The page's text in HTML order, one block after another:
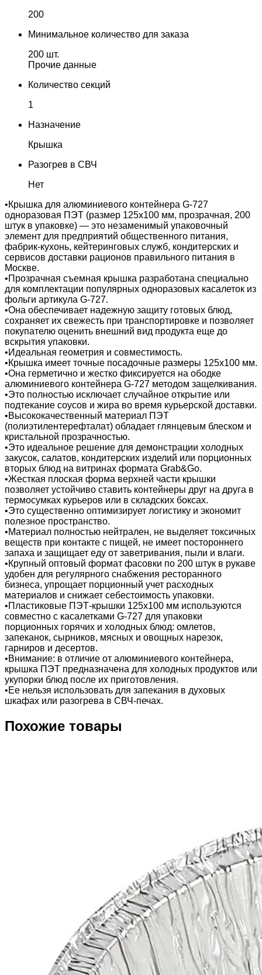
200
Минимальное количество для заказа
200 шт.
Прочие данные
Количество секций
1
Назначение
Крышка
Разогрев в СВЧ
Нет
•Крышка для алюминиевого контейнера G-727
одноразовая ПЭТ (размер 125х100 мм, прозрачная, 200
штук в упаковке) — это незаменимый упаковочный
элемент для предприятий общественного питания,
фабрик-кухонь, кейтеринговых служб, кондитерских и
сервисов доставки рационов правильного питания в
Москве.
•Прозрачная съемная крышка разработана специально
для комплектации популярных одноразовых касалеток из
фольги артикула G-727.
•Она обеспечивает надежную защиту готовых блюд,
сохраняет их свежесть при транспортировке и позволяет
покупателю оценить внешний вид продукта еще до
вскрытия упаковки.
•Идеальная геометрия и совместимость.
•Крышка имеет точные посадочные размеры 125х100 мм.
•Она герметично и жестко фиксируется на ободке
алюминиевого контейнера G-727 методом защелкивания.
•Это полностью исключает случайное открытие или
подтекание соусов и жира во время курьерской доставки.
•Высококачественный материал ПЭТ
(полиэтилентерефталат) обладает глянцевым блеском и
кристальной прозрачностью.
•Это идеальное решение для демонстрации холодных
закусок, салатов, кондитерских изделий или порционных
вторых блюд на витринах формата Grab&Go.
•Жесткая плоская форма верхней части крышки
позволяет устойчиво ставить контейнеры друг на друга в
термосумках курьеров или в складских боксах.
•Это существенно оптимизирует логистику и экономит
полезное пространство.
•Материал полностью нейтрален, не выделяет токсичных
веществ при контакте с пищей, не имеет постороннего
запаха и защищает еду от заветривания, пыли и влаги.
•Крупный оптовый формат фасовки по 200 штук в рукаве
удобен для регулярного снабжения ресторанного
бизнеса, упрощает порционный учет расходных
материалов и снижает себестоимость упаковки.
•Пластиковые ПЭТ-крышки 125х100 мм используются
совместно с касалетками G-727 для упаковки
порционных горячих и холодных блюд: омлетов,
запеканок, сырников, мясных и овощных нарезок,
гарниров и десертов.
•Внимание: в отличие от алюминиевого контейнера,
крышка ПЭТ предназначена для холодных продуктов или
укупорки блюд после их приготовления.
•Ее нельзя использовать для запекания в духовых
шкафах или разогрева в СВЧ-печах.
Похожие товары